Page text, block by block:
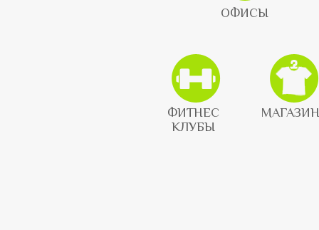
ОФИСЫ
ФИТНЕС
КЛУБЫ